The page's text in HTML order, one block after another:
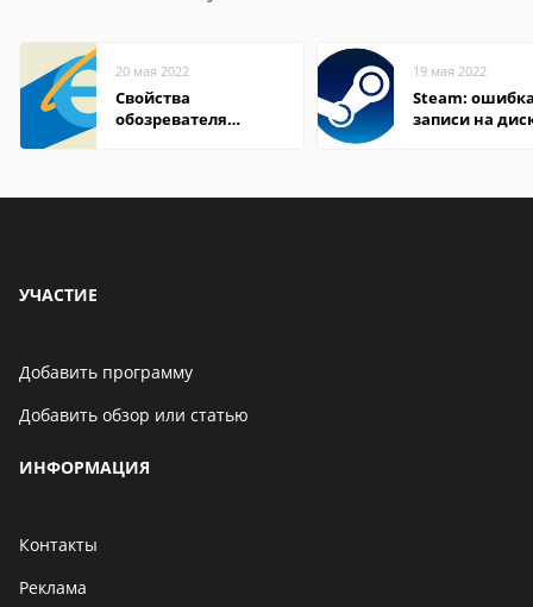
20 мая 2022
Свойства
обозревателя
19 мая 2022
Steam:
записи на
УЧАСТИЕ
Добавить программу
Добавить обзор или статью
ИНФОРМАЦИЯ
Контакты
Реклама